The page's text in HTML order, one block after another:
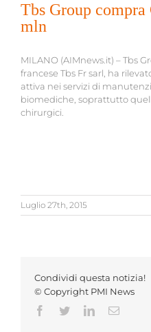
Tbs Group
mln
MILANO (AIMnews.it) – Tbs
francese Tbs Fr sarl, ha
attiva nei servizi di
biomediche, soprattutto
chirurgici.
Luglio 27th, 2015
Condividi questa notizia!
© Copyright PMI News
Facebook
TwitterLinkedInEmail